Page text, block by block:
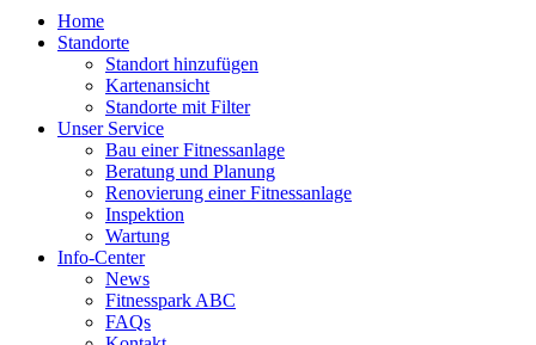
Home
Standorte
Standort hinzufügen
Kartenansicht
Standorte mit Filter
Unser Service
Bau einer Fitnessanlage
Beratung und Planung
Renovierung einer Fitnessanlage
Inspektion
Wartung
Info-Center
News
Fitnesspark ABC
FAQs